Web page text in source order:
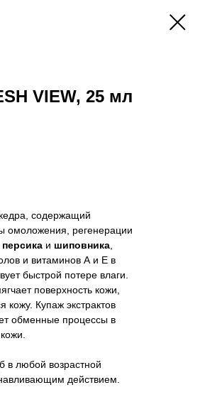
VIEW, 25 мл
содержащий
омоложения, регенерации
персика и шиповника
и витаминов А и Е в
быстрой потере влаги.
поверхность кожи,
Купаж экстрактов
обменные процессы в
в любой возрастной
действием.